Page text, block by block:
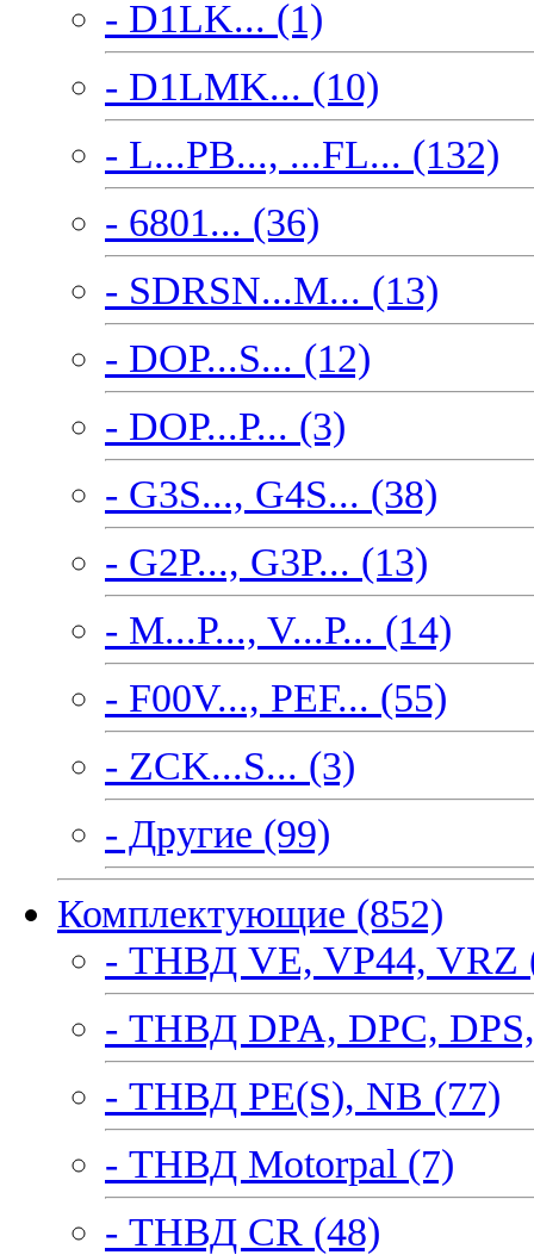
- D1LK... (1)
- D1LMK... (10)
- L...PB..., ...FL... (132)
- 6801... (36)
- SDRSN...M... (13)
- DOP...S... (12)
- DOP...P... (3)
- G3S..., G4S... (38)
- G2P..., G3P... (13)
- M...P..., V...P... (14)
- F00V..., PEF... (55)
- ZCK...S... (3)
- Другие (99)
Комплектующие (852)
- ТНВД VE, VP44, VRZ
- ТНВД DPA, DPC,
- ТНВД PE(S), NB (77)
- ТНВД Motorpal (7)
- ТНВД CR (48)